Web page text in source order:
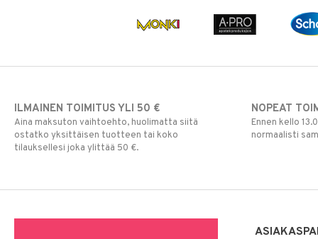
ILMAINEN TOIMITUS YLI 50 €
Aina maksuton vaihtoehto, huolimatta siitä
ostatko yksittäisen tuotteen tai koko
tilauksellesi joka ylittää 50 €.
NOPEAT
Ennen kello
normaalisti